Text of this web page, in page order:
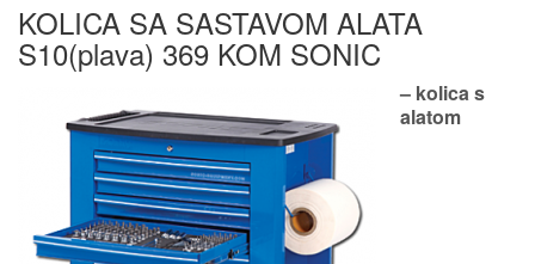
KOLICA SA SASTAVOM ALATA
S10(plava) 369 KOM SONIC
– kolica s
alatom